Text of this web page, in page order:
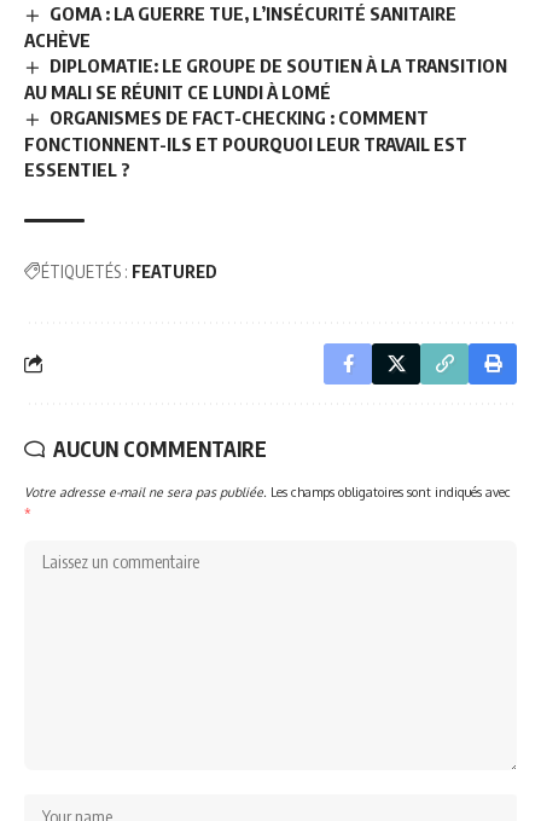
GOMA : LA GUERRE TUE, L’INSÉCURITÉ SANITAIRE
ACHÈVE
DIPLOMATIE: LE GROUPE DE SOUTIEN À LA TRANSITION
AU MALI SE RÉUNIT CE LUNDI À LOMÉ
ORGANISMES DE FACT-CHECKING : COMMENT
FONCTIONNENT-ILS ET POURQUOI LEUR TRAVAIL EST
ESSENTIEL ?
ÉTIQUETÉS : FEATURED
AUCUN COMMENTAIRE
Votre adresse e-mail ne sera pas publiée. Les champs obligatoires sont indiqués avec
*